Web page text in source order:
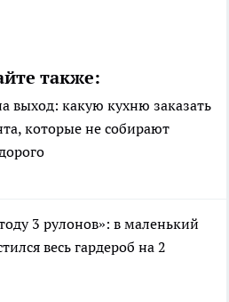
также:
выход: какую кухню заказать
которые не собирают
3 рулонов»: в маленький
весь гардероб на 2